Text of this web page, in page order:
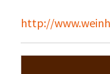
http://